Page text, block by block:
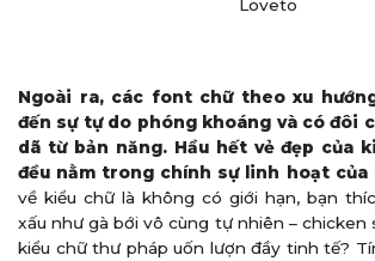
Loveto
Ngoài ra, các font chữ theo xu
đến sự tự do phóng khoáng và có đôi
dã từ bản năng. Hầu hết vẻ đẹp của
đều nằm trong chính sự linh hoạt của
về kiểu chữ là không có giới hạn, bạn
xấu như gà bới vô cùng tự nhiên –
kiểu chữ thư pháp uốn lượn đầy tinh tế?